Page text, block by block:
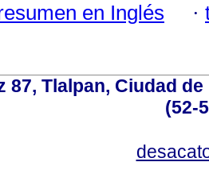
en Inglés ·
87, Tlalpan, Ciudad
(52-